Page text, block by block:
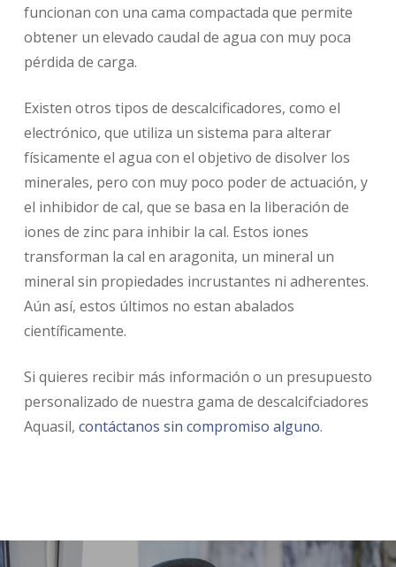
funcionan con una cama compactada que permite
obtener un elevado caudal de agua con muy poca
pérdida de carga.
Existen otros tipos de descalcificadores, como el
electrónico, que utiliza un sistema para alterar
físicamente el agua con el objetivo de disolver los
minerales, pero con muy poco poder de actuación, y
el inhibidor de cal, que se basa en la liberación de
iones de zinc para inhibir la cal. Estos iones
transforman la cal en aragonita, un mineral un
mineral sin propiedades incrustantes ni adherentes.
Aún así, estos últimos no estan abalados
científicamente.
Si quieres recibir más información o un presupuesto
personalizado de nuestra gama de descalcifciadores
Aquasil, contáctanos sin compromiso alguno.